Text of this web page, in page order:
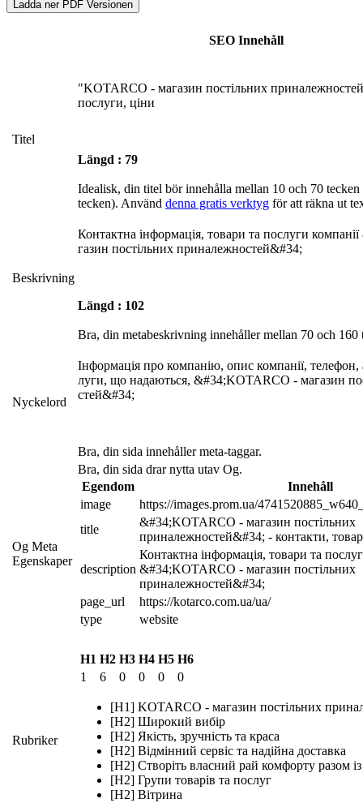
SEO Innehåll
Titel
"KOTARCO - магазин постільних
послуги, ціни
Längd : 79
Idealisk, din titel bör innehålla mellan 10 och 70 tecken
tecken). Använd denna gratis verktyg för att räkna ut
Beskrivning
Контактна інформація, товари та послуги
газин постільних приналежностей&#34;
Längd : 102
Bra, din metabeskrivning innehåller mellan 70 och 160
Nyckelord
Інформація про компанію, опис компанії, телефон,
луги, що надаються, &#34;KOTARCO - магазин
стей&#34;
Bra, din sida innehåller meta-taggar.
Og Meta
Egenskaper
Bra, din sida drar nytta utav Og.
Egendom
Innehåll
image
https://images.prom.ua/
title
&#34;KOTARCO - магазин постільних
приналежностей&#34; - контакти,
description
Контактна інформація, товари та
&#34;KOTARCO - магазин постільних
приналежностей&#34;
page_url
https://kotarco.com.ua/ua/
type
website
Rubriker
H1 H2 H3 H4 H5 H6
1
6 0 0 0 0
[H1] KOTARCO - магазин постільних
[H2] Широкий вибір
[H2] Якість, зручність та краса
[H2] Відмінний сервіс та надійна доставка
[H2] Створіть власний рай комфорту разом
[H2] Групи товарів та послуг
[H2] Вітрина